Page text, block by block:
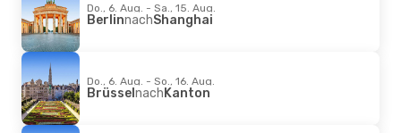
Do., 6. Aug. - Sa., 15. Aug.
BerlinnachShanghai
Do., 6. Aug. - So., 16. Aug.
BrüsselnachKanton